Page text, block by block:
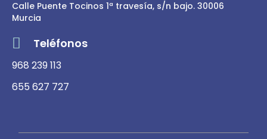
Calle Puente Tocinos 1ª travesía, s/n bajo. 30006
Murcia
Teléfonos
968 239 113
655 627 727